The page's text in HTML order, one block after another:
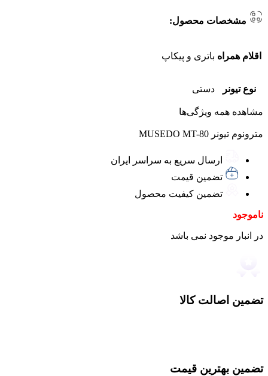
مشخصات محصول:
اقلام همراه باتری و پیکاپ
نوع تیونر دستی
مشاهده همه ویژگی‌ها
مترونوم تیونر MUSEDO MT-80
ارسال سریع به سراسر ایران
تضمین قیمت
تضمین کیفیت محصول
ناموجود
در انبار موجود نمی باشد
تضمین اصالت کالا
تضمین بهترین قیمت